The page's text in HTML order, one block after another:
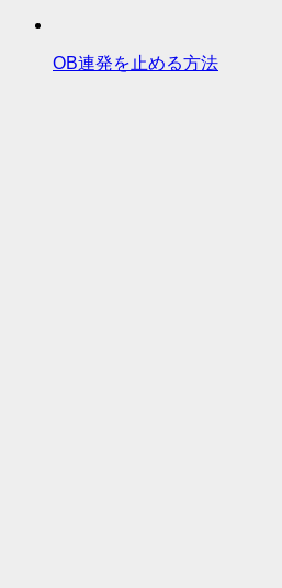
OB連発を止める方法